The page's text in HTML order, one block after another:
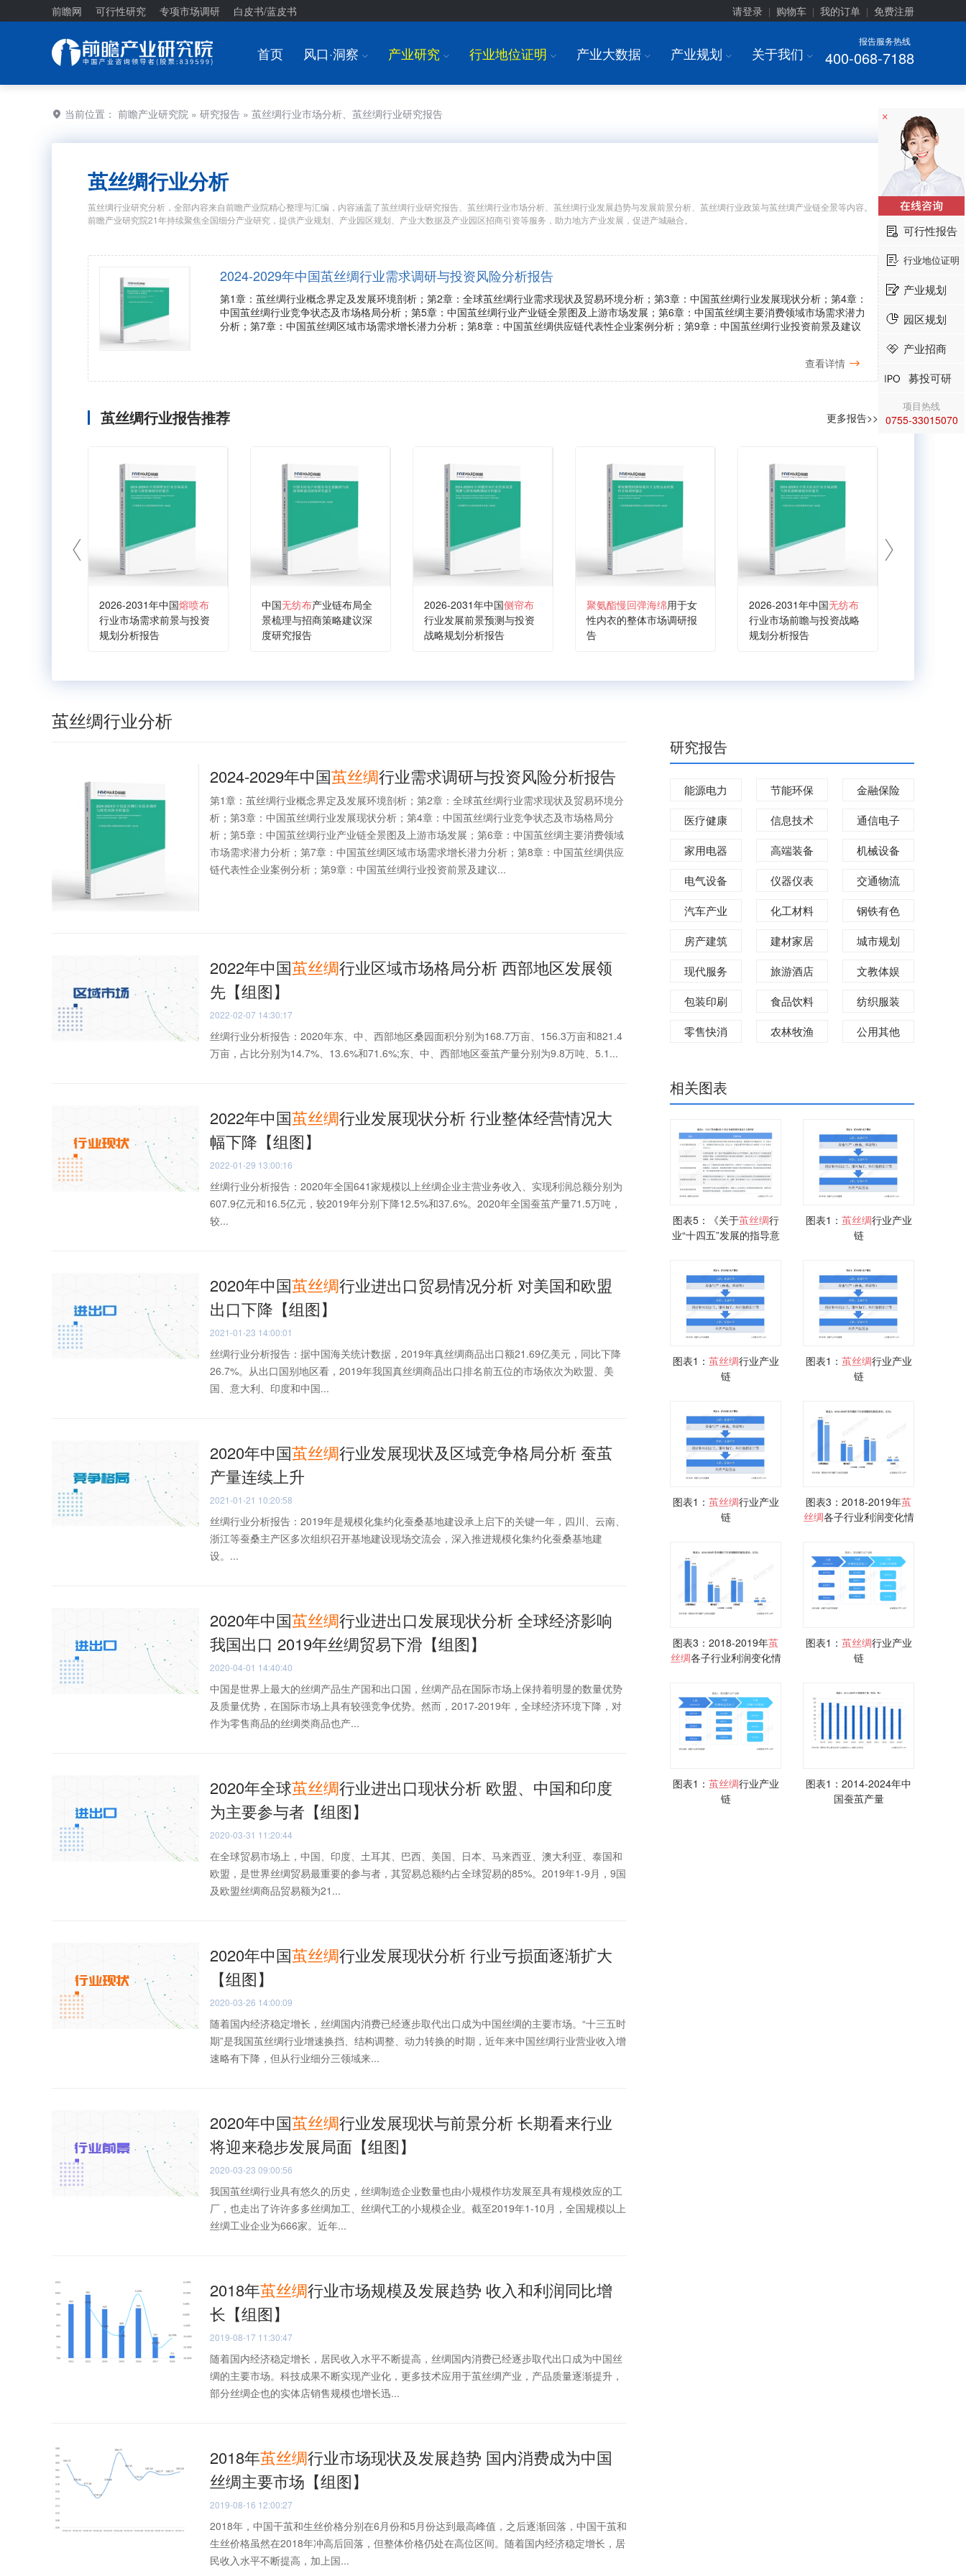
前瞻网 可行性研究 专项市场调研 白皮书/蓝皮书 请登录 购物车 我的订单 免费注册
报告服务热线
400-068-7188
首页 风口·洞察 I 产业研究 I 行业地位证明 I 产业大数据 I 产业规划 I 关于我们 I
当前位置： 前瞻产业研究院 » 研究报告 » 茧丝绸行业市场分析、茧丝绸行业研究报告
茧丝绸行业分析
茧丝绸行业研究分析，全部内容来自前瞻产业院精心整理与汇编，内容涵盖了茧丝绸行业研究报告、茧丝绸行业市场分析、茧丝绸行业发展趋势与发展前景分析、茧丝绸行业政策与茧丝绸产业链全景等内容。
前瞻产业研究院21年持续聚焦全国细分产业研究，提供产业规划、产业园区规划、产业大数据及产业园区招商引资等服务，助力地方产业发展，促进产城融合。
2024-2029年中国茧丝绸行业需求调研与投资风险分析报告
第1章：茧丝绸行业概念界定及发展环境剖析；第2章：全球茧丝绸行业需求现状及贸易环境分析；第3章：中国茧丝绸行业发展现状分析；第4章：
中国茧丝绸行业竞争状态及市场格局分析；第5章：中国茧丝绸行业产业链全景图及上游市场发展；第6章：中国茧丝绸主要消费领域市场需求潜力
分析；第7章：中国茧丝绸区域市场需求增长潜力分析；第8章：中国茧丝绸供应链代表性企业案例分析；第9章：中国茧丝绸行业投资前景及建议
查看详情
茧丝绸行业报告推荐 更多报告>>
2026-2031年中国熔喷布
行业市场需求前景与投资
规划分析报告
中国无纺布产业链布局全
景梳理与招商策略建议深
度研究报告
2026-2031年中国侧帘布
行业发展前景预测与投资
战略规划分析报告
聚氨酯慢回弹海绵用于女
性内衣的整体市场调研报
告
2026-2031年中国无纺布
行业市场前瞻与投资战略
规划分析报告
茧丝绸行业分析
2024-2029年中国茧丝绸行业需求调研与投资风险分析报告
第1章：茧丝绸行业概念界定及发展环境剖析；第2章：全球茧丝绸行业需求现状及贸易环境分
析；第3章：中国茧丝绸行业发展现状分析；第4章：中国茧丝绸行业竞争状态及市场格局分
析；第5章：中国茧丝绸行业产业链全景图及上游市场发展；第6章：中国茧丝绸主要消费领域
市场需求潜力分析；第7章：中国茧丝绸区域市场需求增长潜力分析；第8章：中国茧丝绸供应
链代表性企业案例分析；第9章：中国茧丝绸行业投资前景及建议...
2022年中国茧丝绸行业区域市场格局分析 西部地区发展领
先【组图】
2022-02-07 14:30:17
丝绸行业分析报告：2020年东、中、西部地区桑园面积分别为168.7万亩、156.3万亩和821.4
万亩，占比分别为14.7%、13.6%和71.6%;东、中、西部地区蚕茧产量分别为9.8万吨、5.1...
2022年中国茧丝绸行业发展现状分析 行业整体经营情况大
幅下降【组图】
2022-01-29 13:00:16
丝绸行业分析报告：2020年全国641家规模以上丝绸企业主营业务收入、实现利润总额分别为
607.9亿元和16.5亿元，较2019年分别下降12.5%和37.6%。2020年全国蚕茧产量71.5万吨，
较...
2020年中国茧丝绸行业进出口贸易情况分析 对美国和欧盟
出口下降【组图】
2021-01-23 14:00:01
丝绸行业分析报告：据中国海关统计数据，2019年真丝绸商品出口额21.69亿美元，同比下降
26.7%。从出口国别地区看，2019年我国真丝绸商品出口排名前五位的市场依次为欧盟、美
国、意大利、印度和中国...
2020年中国茧丝绸行业发展现状及区域竞争格局分析 蚕茧
产量连续上升
2021-01-21 10:20:58
丝绸行业分析报告：2019年是规模化集约化蚕桑基地建设承上启下的关键一年，四川、云南、
浙江等蚕桑主产区多次组织召开基地建设现场交流会，深入推进规模化集约化蚕桑基地建
设。...
2020年中国茧丝绸行业进出口发展现状分析 全球经济影响
我国出口 2019年丝绸贸易下滑【组图】
2020-04-01 14:40:40
中国是世界上最大的丝绸产品生产国和出口国，丝绸产品在国际市场上保持着明显的数量优势
及质量优势，在国际市场上具有较强竞争优势。然而，2017-2019年，全球经济环境下降，对
作为零售商品的丝绸类商品也产...
2020年全球茧丝绸行业进出口现状分析 欧盟、中国和印度
为主要参与者【组图】
2020-03-31 11:20:44
在全球贸易市场上，中国、印度、土耳其、巴西、美国、日本、马来西亚、澳大利亚、泰国和
欧盟，是世界丝绸贸易最重要的参与者，其贸易总额约占全球贸易的85%。2019年1-9月，9国
及欧盟丝绸商品贸易额为21...
2020年中国茧丝绸行业发展现状分析 行业亏损面逐渐扩大
【组图】
2020-03-26 14:00:09
随着国内经济稳定增长，丝绸国内消费已经逐步取代出口成为中国丝绸的主要市场。“十三五时
期”是我国茧丝绸行业增速换挡、结构调整、动力转换的时期，近年来中国丝绸行业营业收入增
速略有下降，但从行业细分三领域来...
2020年中国茧丝绸行业发展现状与前景分析 长期看来行业
将迎来稳步发展局面【组图】
2020-03-23 09:00:56
我国茧丝绸行业具有悠久的历史，丝绸制造企业数量也由小规模作坊发展至具有规模效应的工
厂，也走出了许许多多丝绸加工、丝绸代工的小规模企业。截至2019年1-10月，全国规模以上
丝绸工业企业为666家。近年...
2018年茧丝绸行业市场规模及发展趋势 收入和利润同比增
长【组图】
2019-08-17 11:30:47
随着国内经济稳定增长，居民收入水平不断提高，丝绸国内消费已经逐步取代出口成为中国丝
绸的主要市场。科技成果不断实现产业化，更多技术应用于茧丝绸产业，产品质量逐渐提升，
部分丝绸企也的实体店销售规模也增长迅...
2018年茧丝绸行业市场现状及发展趋势 国内消费成为中国
丝绸主要市场【组图】
2019-08-16 12:00:27
2018年，中国干茧和生丝价格分别在6月份和5月份达到最高峰值，之后逐渐回落，中国干茧和
生丝价格虽然在2018年冲高后回落，但整体价格仍处在高位区间。随着国内经济稳定增长，居
民收入水平不断提高，加上国...
研究报告
能源电力 节能环保
金融保险
医疗健康
信息技术
通信电子
家用电器
高端装备
机械设备
电气设备
仪器仪表
交通物流
汽车产业
化工材料
钢铁有色
房产建筑
建材家居
城市规划
现代服务
旅游酒店
文教体娱
包装印刷
食品饮料
纺织服装
零售快消
农林牧渔 公用其他
相关图表
图表5：《关于茧丝绸行
业“十四五”发展的指导意
图表1： 茧丝绸行业产业
链
图表1： 茧丝绸行业产业
链
图表1： 茧丝绸行业产业
链
图表1： 茧丝绸行业产业
链
图表3：2018-2019年茧
丝绸各子行业利润变化情
图表3：2018-2019年茧
丝绸各子行业利润变化情
图表1： 茧丝绸行业产业
链
图表1： 茧丝绸行业产业
链
图表1：2014-2024年中
国蚕茧产量
×
可行性报告
行业地位证明
产业规划
园区规划
产业招商
募投可研
项目热线
0755-33015070